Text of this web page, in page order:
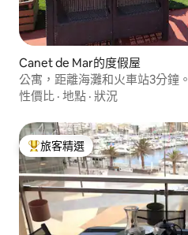
Canet de Mar的度假屋
公寓，距離海灘和火車站3分鐘。
性價比 · 地點 · 狀況
旅客精選榜首
旅客精選